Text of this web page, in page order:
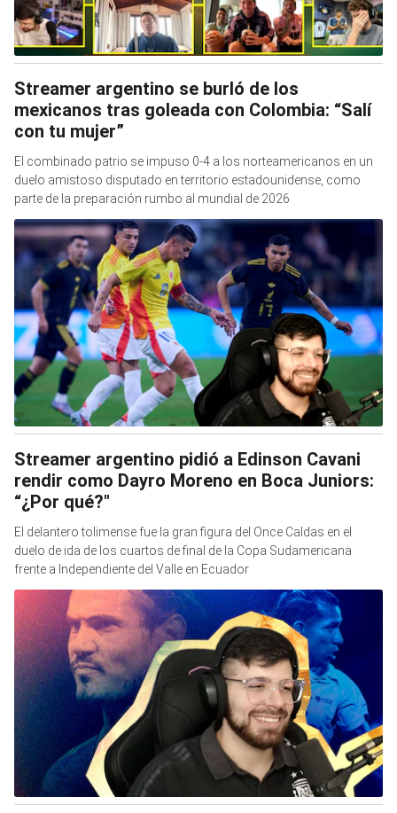
Streamer argentino se burló de los
mexicanos tras goleada con Colombia: “Salí
con tu mujer”
El combinado patrio se impuso 0-4 a los norteamericanos en un
duelo amistoso disputado en territorio estadounidense, como
parte de la preparación rumbo al mundial de 2026
Streamer argentino pidió a Edinson Cavani
rendir como Dayro Moreno en Boca Juniors:
“¿Por qué?"
El delantero tolimense fue la gran figura del Once Caldas en el
duelo de ida de los cuartos de final de la Copa Sudamericana
frente a Independiente del Valle en Ecuador